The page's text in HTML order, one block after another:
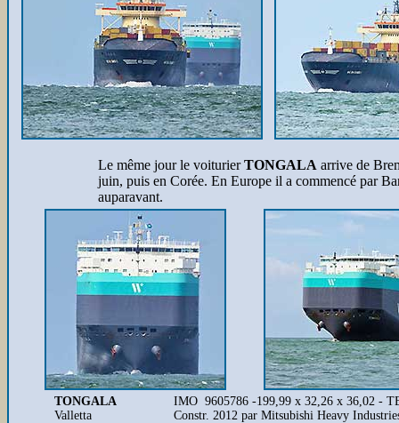
Le même jour le voiturierTONGALA arrive de
juin, puis en Corée. En Europe il a commencé par
auparavant.
TONGALA
Valletta
IMO 9605786 -199,99 x 32,26 x 36,02 -
Constr. 2012 par Mitsubishi Heavy